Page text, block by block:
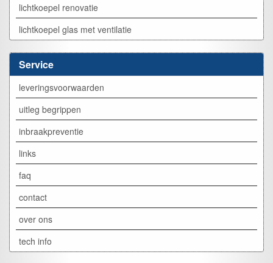
lichtkoepel renovatie
lichtkoepel glas met ventilatie
Service
leveringsvoorwaarden
uitleg begrippen
inbraakpreventie
links
faq
contact
over ons
tech info